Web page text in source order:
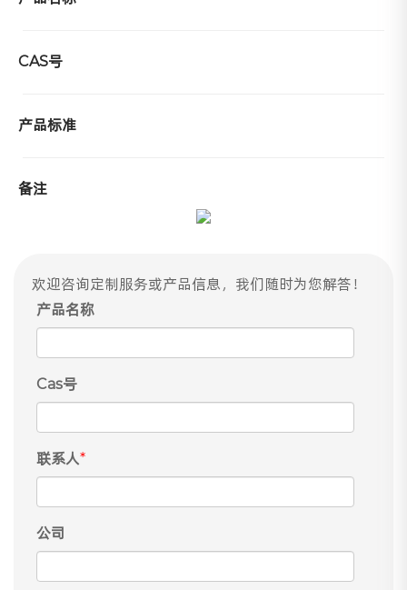
CAS号
产品标准
备注
欢迎咨询定制服务或产品信息，我们随时为您解答！
产品名称
Cas号
联系人*
公司